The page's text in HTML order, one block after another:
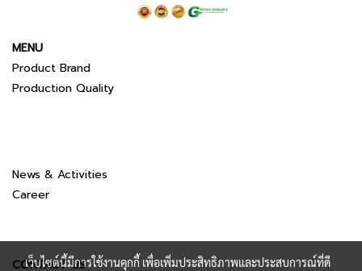
MENU
Product Brand
Production Quality
News & Activities
Career
CONTACT US
เว็บไซต์นี้มีการใช้งานคุกกี้ เพื่อเพิ่มประสิทธิภาพและประสบการณ์ที่ดี